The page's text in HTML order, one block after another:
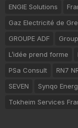
ENGIE Solutions
Gaz Electricité de
GROUPE ADF
L’idée prend forme
PSa Consult
RN7
SEVEN
Synqo
Tokheim Services